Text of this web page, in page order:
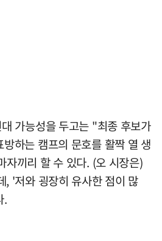
가능성을 두고는 "최종 후보가
하는 캠프의 문호를 활짝 열 생
끼리 할 수 있다. (오 시장은)
, '저와 굉장히 유사한 점이 많
.